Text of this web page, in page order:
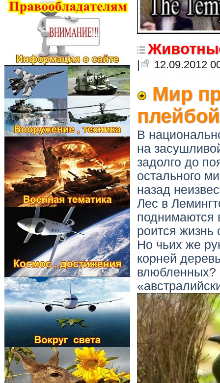
| 12.09.2012
Мир
плейбой
В
на
задолго до
остального
назад
Лес в
поднимаются
роится жизнь
Но чьих же
корней
влюбленных?